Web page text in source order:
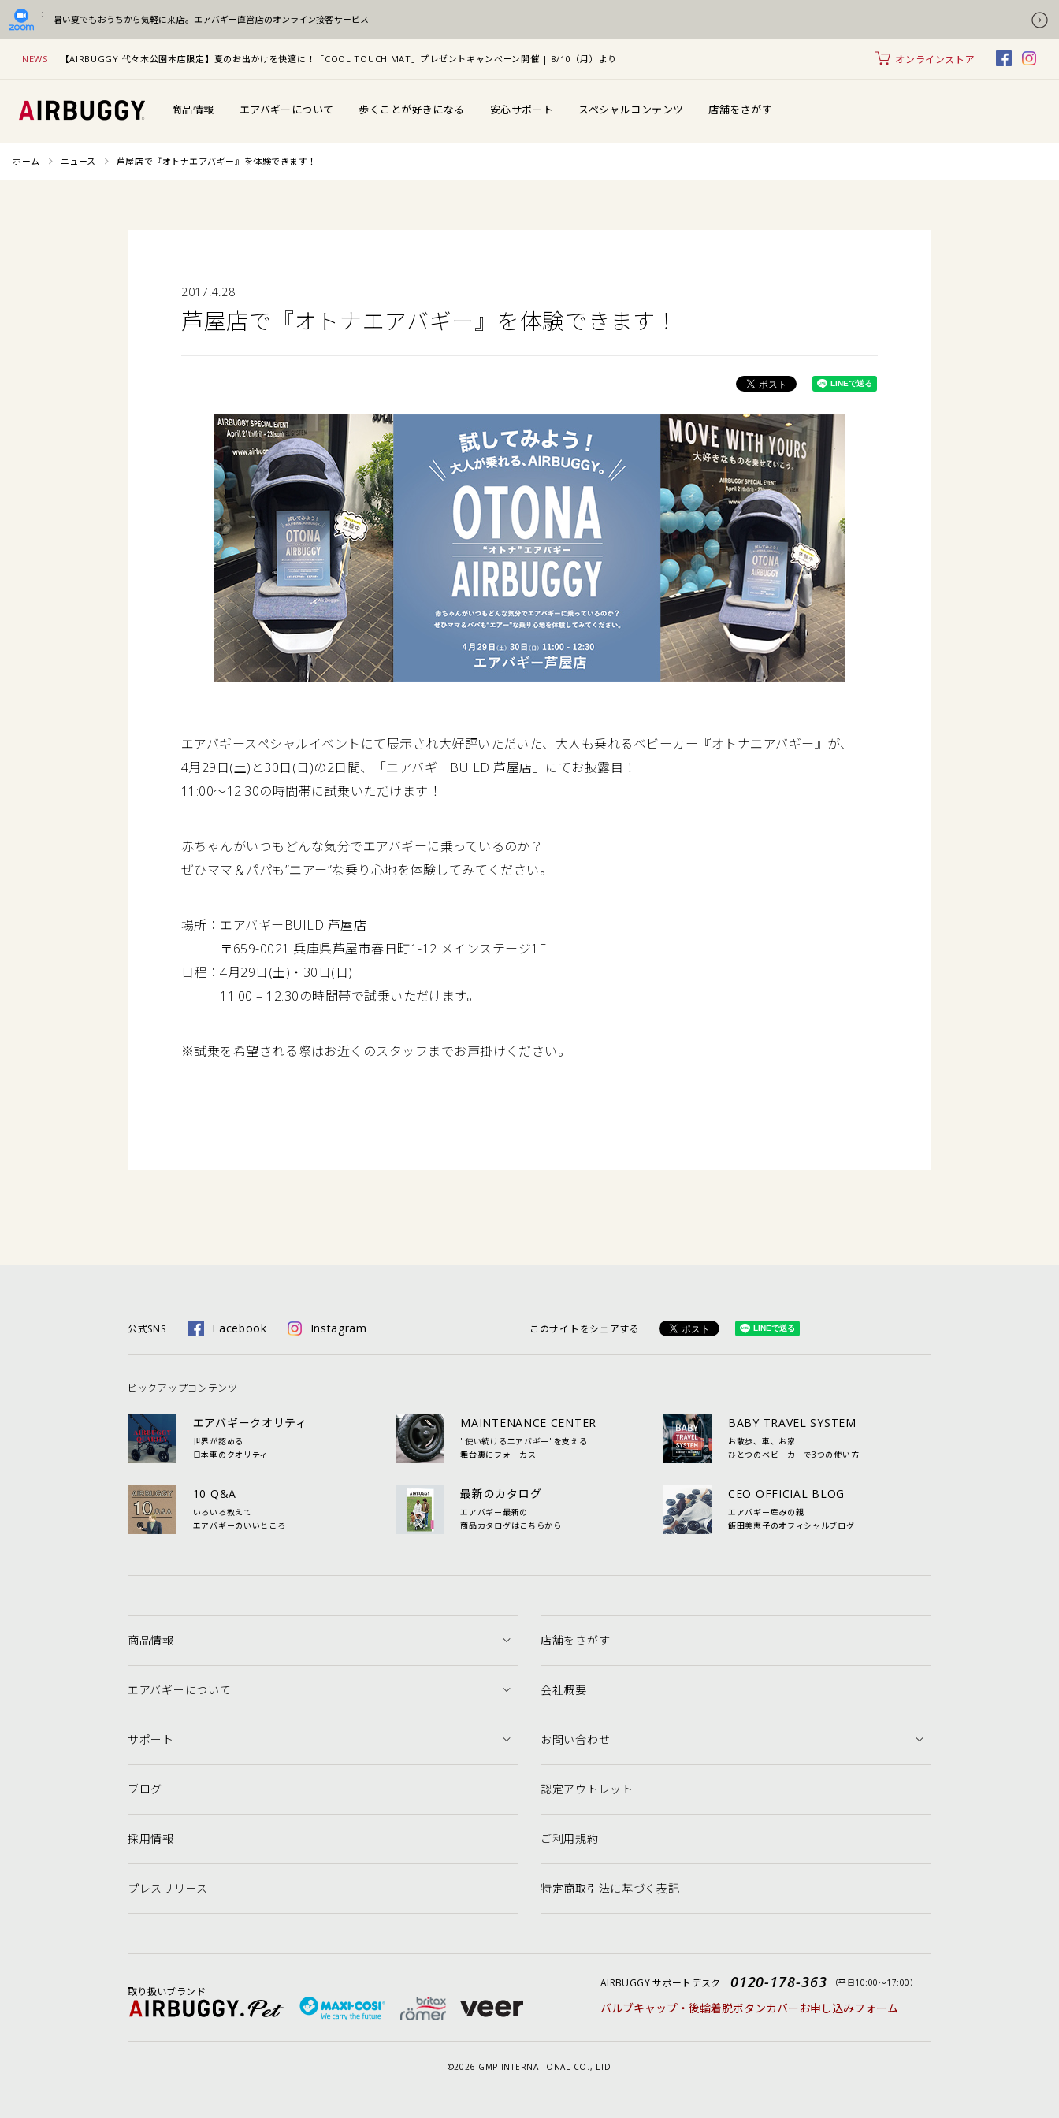
暑い夏でもおうちから気軽に来店。 エアバギー直営店のオンライン接客サービス
NEWS 【AIRBUGGY 代々木公園本店限定】夏のお出かけを快適に！「COOL TOUCH MAT」プレゼントキャンペーン開催 | 8/10（月）より オンラインストア
商品情報 エアバギーについて 歩くことが好きになる 安心サポート スペシャルコンテンツ 店舗をさがす
ホーム ニュース 芦屋店で『オトナエアバギー』を体験できます！
2017.4.28
芦屋店で『オトナエアバギー』を体験できます！
エアバギースペシャルイベントにて展示され大好評いただいた、大人も乗れるベビーカー『オトナエアバギー』が、
4月29日(土)と30日(日)の2日間、「エアバギーBUILD 芦屋店」にてお披露目！
11:00〜12:30の時間帯に試乗いただけます！
赤ちゃんがいつもどんな気分でエアバギーに乗っているのか？
ぜひママ＆パパも”エアー”な乗り心地を体験してみてください。
場所：エアバギーBUILD 芦屋店
〒659-0021 兵庫県芦屋市春日町1-12 メインステージ1F
日程：4月29日(土)・30日(日)
11:00 – 12:30の時間帯で試乗いただけます。
※試乗を希望される際はお近くのスタッフまでお声掛けください。
公式SNS Facebook Instagram このサイトをシェアする
ピックアップコンテンツ
エアバギークオリティ
世界が認める
日本車のクオリティ
MAINTENANCE CENTER
"使い続けるエアバギー"を支える
舞台裏にフォーカス
BABY TRAVEL SYSTEM
お散歩、車、お家
ひとつのベビーカーで3つの使い方
10 Q&A
いろいろ教えて
エアバギーのいいところ
最新のカタログ
エアバギー最新の
商品カタログはこちらから
CEO OFFICIAL BLOG
エアバギー産みの親
飯田美恵子のオフィシャルブログ
商品情報
エアバギーについて
サポート
ブログ
採用情報
プレスリリース
店舗をさがす
会社概要
お問い合わせ
認定アウトレット
ご利用規約
特定商取引法に基づく表記
取り扱いブランド
AIRBUGGYサポートデスク 0120-178-363 （平日10:00〜17:00）
バルブキャップ・後輪着脱ボタンカバーお申し込みフォーム
©2026 GMP INTERNATIONAL CO., LTD